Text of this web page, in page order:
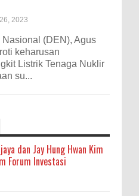
2023
(DEN), Agus
keharusan
Listrik Tenaga Nuklir
su...
dan Jay Hung Hwan Kim
Forum Investasi